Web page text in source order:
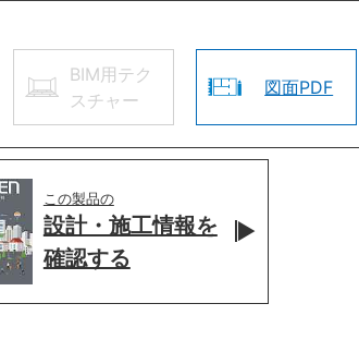
BIM用テク
スチャー
図面PDF
この製品の
設計・施工情報を
確認する